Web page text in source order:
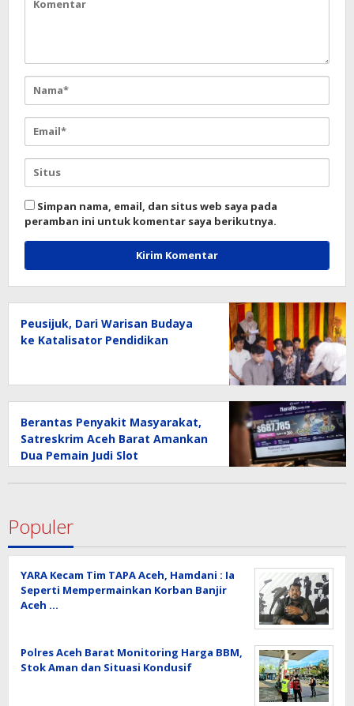
Simpan nama, email, dan situs web saya pada
peramban ini untuk komentar saya berikutnya.
Peusijuk, Dari Warisan Budaya
ke Katalisator Pendidikan
Berantas Penyakit Masyarakat,
Satreskrim Aceh Barat Amankan
Dua Pemain Judi Slot
Populer
YARA Kecam Tim TAPA Aceh, Hamdani : Ia
Seperti Mempermainkan Korban Banjir
Aceh …
Polres Aceh Barat Monitoring Harga BBM,
Stok Aman dan Situasi Kondusif